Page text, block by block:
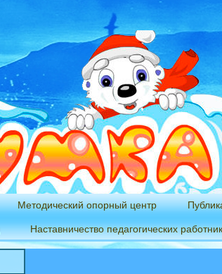
Методический опорный центр
Наставничество педагогических